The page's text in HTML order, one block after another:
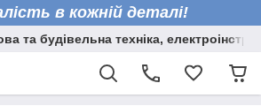
в кожній деталі!
та будівельна техніка,